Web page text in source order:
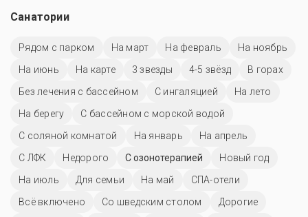
Санатории
Рядом с парком На март На февраль
На ноябрь
На июнь
На карте 3 звезды 4-5 звёзд
В горах
Без лечения с бассейном
С ингаляцией
На лето
На берегу
С бассейном с морской водой
С соляной комнатой
На январь
На апрель
С ЛФК
Недорого С озонотерапией
Новый год
На июль
Для семьи На май
СПА-отели
Всё включено
Со шведским столом Дорогие